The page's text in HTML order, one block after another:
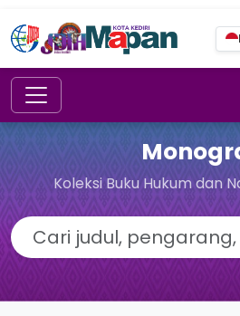
Koleksi Buku Hukum dan